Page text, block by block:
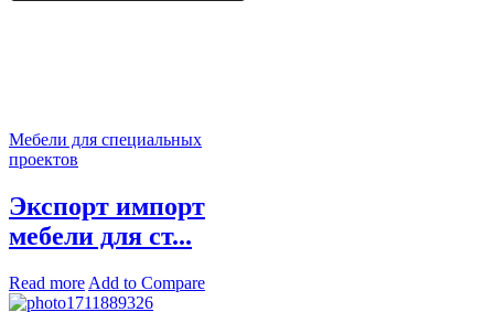
Мебели для специальных
проектов
Экспорт импорт
мебели для ст...
Read more Add to Compare